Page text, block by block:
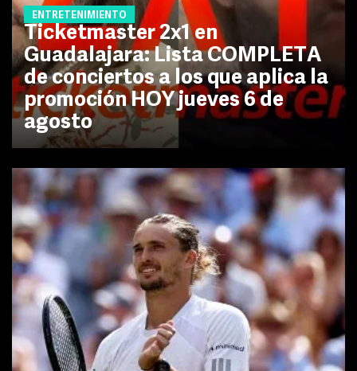
ENTRETENIMIENTO
Ticketmaster 2x1 en
Guadalajara: Lista COMPLETA
de conciertos a los que aplica la
promoción HOY jueves 6 de
agosto